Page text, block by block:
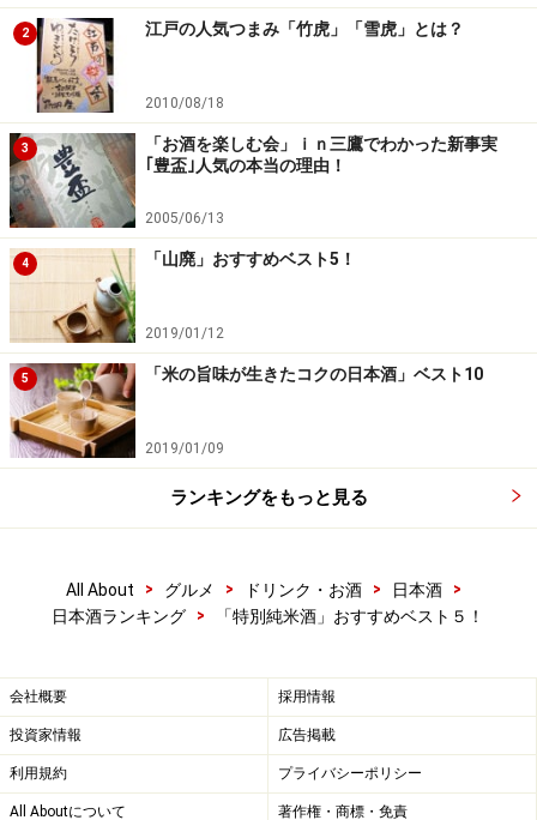
3位：棚田米仕込み 特別純米酒 山古志
淡麗辛口のイメージが強い新潟酒だが、特別純米酒のメ
ッカでもある。さすがに米どころ。中越地震で壊滅的な
被害を受けた新潟、山古志の棚田。同地区のお福酒造が
復興を誓いこの特別純米酒を醸した。機械が使えない棚
田の米は昼夜の寒暖差があることと鮮やかな錦鯉を育成
する清冽な水のおかげで極上のものとなる。
新潟酒らしい淡麗でみずみずしい味わいながら、米の旨
味が生き、柔らかいバランスとなめらかで長い後味が印
象的。日本酒度＋5ながら、炊き立てのご飯のような自
面白いことに、ご飯のおかずに合うような、鮭の塩焼
き、タラコ、梅干、漬物、干物などがしっくりくる。
＜DATA＞
1800ml 2,655円
720ml 1,365円
アルコール度 15%
2 江戸の人気つまみ「竹虎」「雪虎」とは？
2010/08/18
3
「お酒を楽しむ会」ｉｎ三鷹でわかった新事実
｢豊盃｣人気の本当の理由！
2005/06/13
4 「山廃」おすすめベスト5！
2019/01/12
5 「米の旨味が生きたコクの日本酒」ベスト10
2019/01/09
ランキングをもっと見る
All About > グルメ > ドリンク・お酒 > 日本酒
>
日本酒ランキング
> 「特別純米酒」おすすめベスト５！
会社概要 採用情報
投資家情報 広告掲載
利用規約 プライバシーポリシー
All Aboutについて 著作権・商標・免責